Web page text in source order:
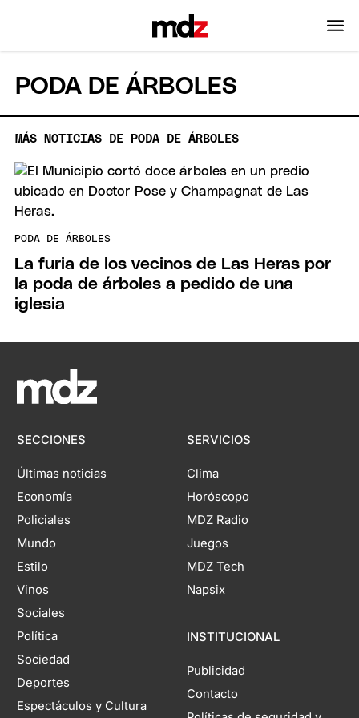
PODA DE ÁRBOLES
MÁS NOTICIAS DE PODA DE ÁRBOLES
PODA DE ÁRBOLES
La furia de los vecinos de Las Heras por
la poda de árboles a pedido de una
iglesia
SECCIONES
Últimas noticias
Economía
Policiales
Mundo
Estilo
Vinos
Sociales
Política
Sociedad
Deportes
Espectáculos y Cultura
SERVICIOS
Clima
Horóscopo
MDZ Radio
Juegos
MDZ Tech
Napsix
INSTITUCIONAL
Publicidad
Contacto